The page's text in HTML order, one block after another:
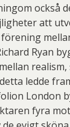
också
att
Ryan
ledde
London
fyra